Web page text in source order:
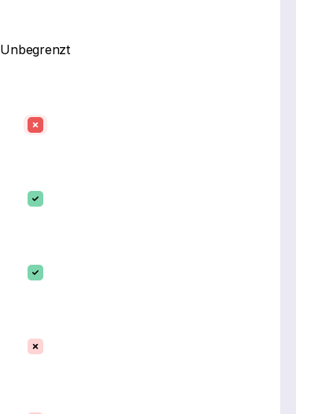
Unbegrenzt